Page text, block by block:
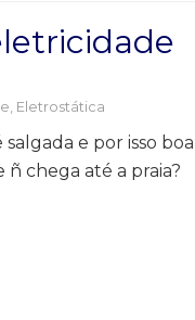
, Eletrostática
e por isso boa
chega até a praia?